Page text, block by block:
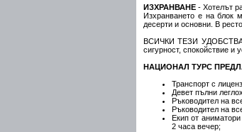
ИЗХРАНВАНЕ - Хотелът
Изхранването е на блок
десерти и основни. В
ВСИЧКИ ТЕЗИ УДОБСТВА,
сигурност, спокойствие и
НАЦИОНАЛ ТУРС
Транспорт с
Девет пълни
Ръководител на
Ръководител на
Екип от
2 часа вечер;